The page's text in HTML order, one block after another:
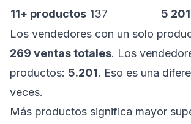
11+ productos 137
5 201
Los vendedores con un solo
269 ventas totales. Los
productos: 5.201. Eso es una
veces.
Más productos significa mayor